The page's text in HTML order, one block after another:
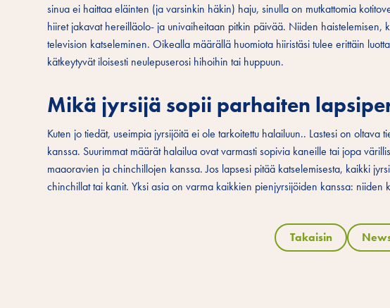
sinua ei haittaa eläinten (ja varsinkin häkin) haju, sinulla on mutkattomia
hiiret jakavat hereilläolo- ja univaiheitaan pitkin päivää. Niiden
television katseleminen. Oikealla määrällä huomiota hiiristäsi tulee erittäin
kätkeytyvät iloisesti neulepuserosi hihoihin tai huppuun.
Mikä jyrsijä sopii parhaiten
Kuten jo tiedät, useimpia jyrsijöitä ei ole tarkoitettu halailuun.. Lastesi on
kanssa. Suurimmat määrät halailua ovat varmasti sopivia kaneille tai jopa
maaoravien ja chinchillojen kanssa. Jos lapsesi pitää katselemisesta, kaikki
chinchillat tai kanit. Yksi asia on varma kaikkien pienjyrsijöiden kanssa: niiden
Takaisin